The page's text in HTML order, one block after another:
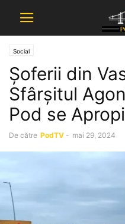
Social
Șoferii din
Sfârșitul
Pod se
De către PodTV - mai 29, 2024